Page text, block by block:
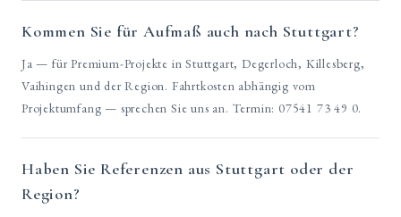
Kommen Sie für Aufmaß auch nach Stuttgart?
Ja — für Premium-Projekte in Stuttgart, Degerloch, Killesberg,
Vaihingen und der Region. Fahrtkosten abhängig vom
Projektumfang — sprechen Sie uns an. Termin: 07541 73 49 0.
Haben Sie Referenzen aus Stuttgart oder der
Region?